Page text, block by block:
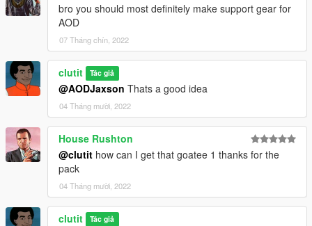
bro you should most definitely make support gear for
AOD
07 Tháng chín, 2022
clutit Tác giả
@AODJaxson Thats a good idea
04 Tháng mười, 2022
House Rushton
@clutit how can I get that goatee 1 thanks for the
pack
04 Tháng mười, 2022
clutit Tác giả